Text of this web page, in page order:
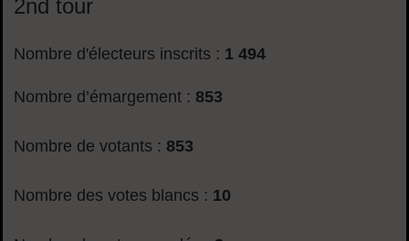
2nd tour
Nombre d'électeurs inscrits : 1 494
Nombre d’émargement : 853
Nombre de votants : 853
Nombre des votes blancs : 10